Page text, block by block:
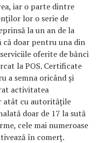
iar o parte dintre
lor o serie de
la un an de la
că doar pentru una din
oferite de bănci
la POS. Certificate
a semna oricând și
activitatea
atât cu autoritățile
doar de 17 la sută
cele mai numeroase
în comerț.